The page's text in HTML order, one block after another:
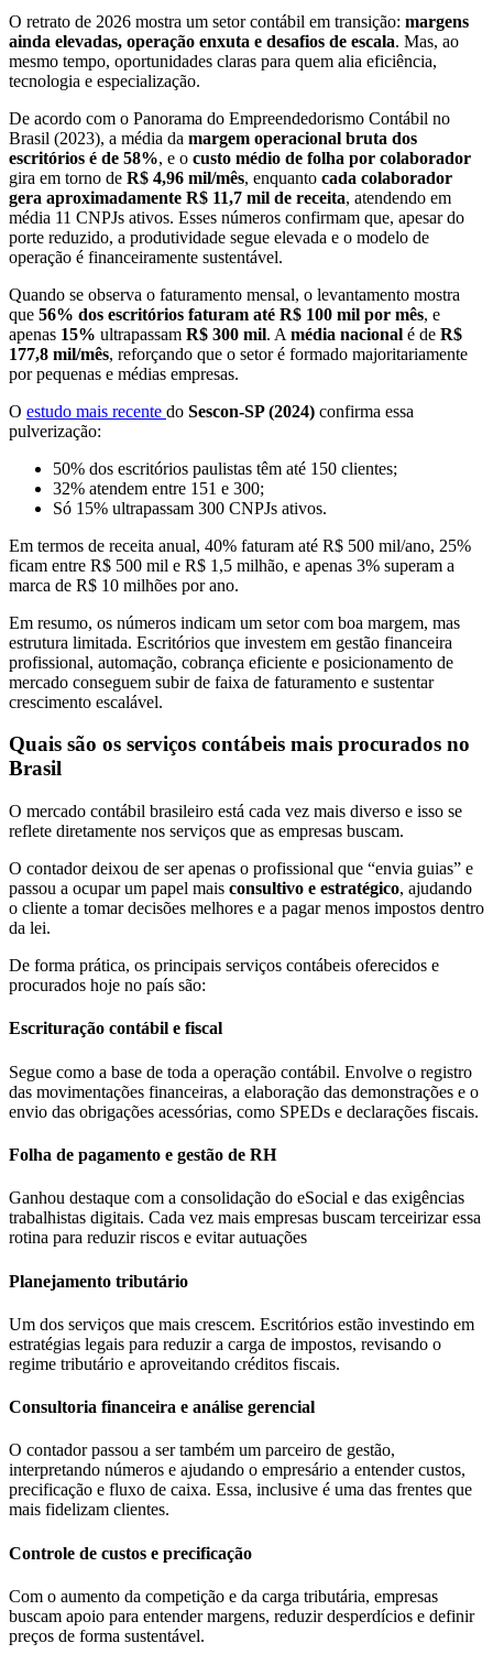
O retrato de 2026 mostra um setor contábil em transição: margens
ainda elevadas, operação enxuta e desafios de escala. Mas, ao
mesmo tempo, oportunidades claras para quem alia eficiência,
tecnologia e especialização.
De acordo com o Panorama do Empreendedorismo Contábil no
Brasil (2023), a média da margem operacional bruta dos
escritórios é de 58%, e o custo médio de folha por colaborador
gira em torno de R$ 4,96 mil/mês, enquanto cada colaborador
gera aproximadamente R$ 11,7 mil de receita, atendendo em
média 11 CNPJs ativos. Esses números confirmam que, apesar do
porte reduzido, a produtividade segue elevada e o modelo de
operação é financeiramente sustentável.
Quando se observa o faturamento mensal, o levantamento mostra
que 56% dos escritórios faturam até R$ 100 mil por mês, e
apenas 15% ultrapassam R$ 300 mil. A média nacional é de R$
177,8 mil/mês, reforçando que o setor é formado majoritariamente
por pequenas e médias empresas.
O estudo mais recente do Sescon-SP (2024) confirma essa
pulverização:
50% dos escritórios paulistas têm até 150 clientes;
32% atendem entre 151 e 300;
Só 15% ultrapassam 300 CNPJs ativos.
Em termos de receita anual, 40% faturam até R$ 500 mil/ano, 25%
ficam entre R$ 500 mil e R$ 1,5 milhão, e apenas 3% superam a
marca de R$ 10 milhões por ano.
Em resumo, os números indicam um setor com boa margem, mas
estrutura limitada. Escritórios que investem em gestão financeira
profissional, automação, cobrança eficiente e posicionamento de
mercado conseguem subir de faixa de faturamento e sustentar
crescimento escalável.
Quais são os serviços contábeis mais procurados no
Brasil
O mercado contábil brasileiro está cada vez mais diverso e isso se
reflete diretamente nos serviços que as empresas buscam.
O contador deixou de ser apenas o profissional que “envia guias” e
passou a ocupar um papel mais consultivo e estratégico, ajudando
o cliente a tomar decisões melhores e a pagar menos impostos dentro
da lei.
De forma prática, os principais serviços contábeis oferecidos e
procurados hoje no país são:
Escrituração contábil e fiscal
Segue como a base de toda a operação contábil. Envolve o registro
das movimentações financeiras, a elaboração das demonstrações e o
envio das obrigações acessórias, como SPEDs e declarações fiscais.
Folha de pagamento e gestão de RH
Ganhou destaque com a consolidação do eSocial e das exigências
trabalhistas digitais. Cada vez mais empresas buscam terceirizar essa
rotina para reduzir riscos e evitar autuações
Planejamento tributário
Um dos serviços que mais crescem. Escritórios estão investindo em
estratégias legais para reduzir a carga de impostos, revisando o
regime tributário e aproveitando créditos fiscais.
Consultoria financeira e análise gerencial
O contador passou a ser também um parceiro de gestão,
interpretando números e ajudando o empresário a entender custos,
precificação e fluxo de caixa. Essa, inclusive é uma das frentes que
mais fidelizam clientes.
Controle de custos e precificação
Com o aumento da competição e da carga tributária, empresas
buscam apoio para entender margens, reduzir desperdícios e definir
preços de forma sustentável.